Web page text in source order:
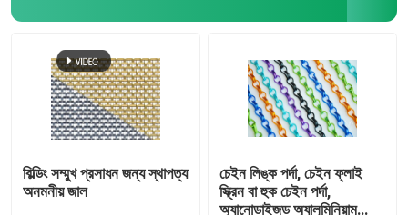
বিল্ডিং সম্মুখ প্রসাধন জন্য স্থাপত্য
অনমনীয় জাল
চেইন লিঙ্ক পর্দা, চেইন ফ্লাই
স্ক্রিন বা হুক চেইন পর্দা,
অ্যানোডাইজড অ্যালুমিনিয়াম